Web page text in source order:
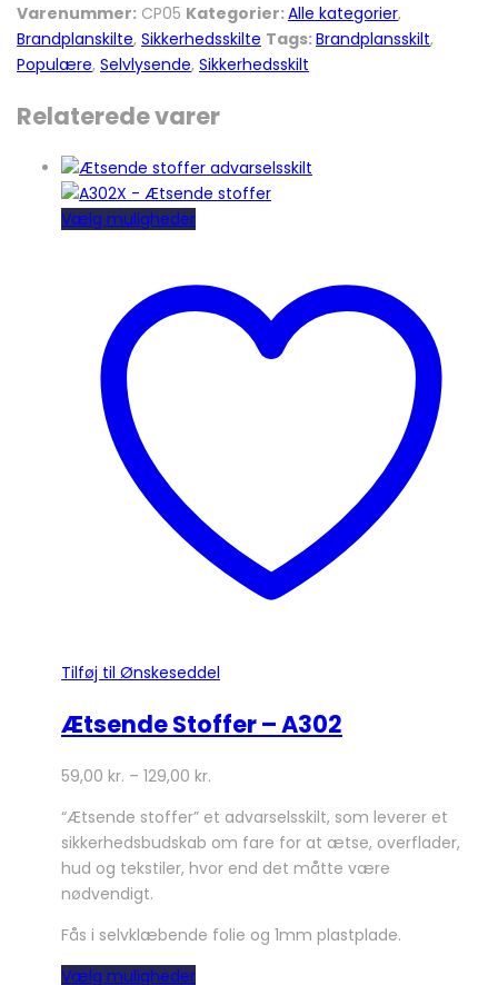
Varenummer: CP05 Kategorier:Alle kategorier,
Brandplanskilte, Sikkerhedsskilte Tags:Brandplansskilt,
Populære, Selvlysende, Sikkerhedsskilt
Relaterede varer
Vælg mulighederDette
flere
varianter.
Mulighederne
Tilføj til Ønskeseddel
Ætsende Stoffer – A302
59,00 kr. – 129,00 kr.
“Ætsende stoffer” et advarselsskilt, som leverer et
sikkerhedsbudskab om fare for at ætse, overflader,
hud og tekstiler, hvor end det måtte være
nødvendigt.
Fås i selvklæbende folie og 1mm plastplade.
Vælg mulighederDette